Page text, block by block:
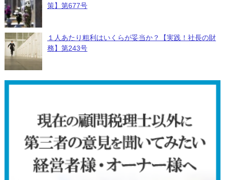
策】第677号
１人あたり粗利はいくらが妥当か？【実践！社長の財
務】第243号